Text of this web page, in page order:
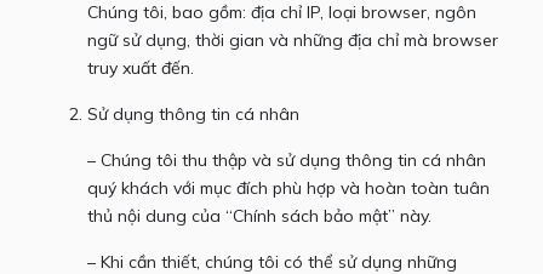
Chúng tôi, bao gồm: địa chỉ IP, loại browser, ngôn
ngữ sử dụng, thời gian và những địa chỉ mà browser
truy xuất đến.
Sử dụng thông tin cá nhân
– Chúng tôi thu thập và sử dụng thông tin cá nhân
quý khách với mục đích phù hợp và hoàn toàn tuân
thủ nội dung của “Chính sách bảo mật” này.
– Khi cần thiết, chúng tôi có thể sử dụng những